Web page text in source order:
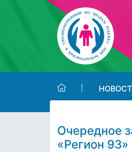
Skip to main content
Очередное
«Регион 93»